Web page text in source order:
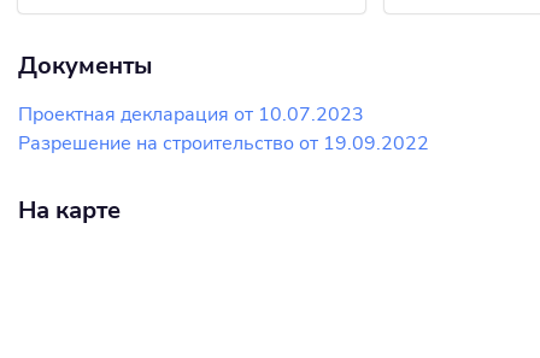
Документы
Проектная декларация от 10.07.2023
Разрешение на строительство от 19.09.2022
На карте